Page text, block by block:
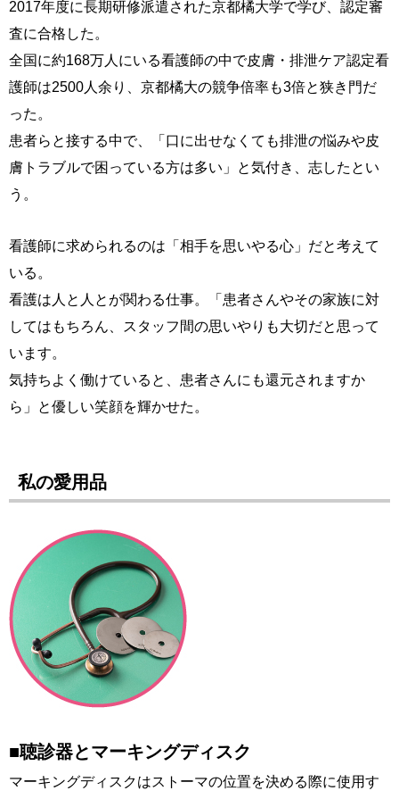
2017年度に長期研修派遣された京都橘大学で学び、認定審
査に合格した。
全国に約168万人にいる看護師の中で皮膚・排泄ケア認定看
護師は2500人余り、京都橘大の競争倍率も3倍と狭き門だ
った。
患者らと接する中で、「口に出せなくても排泄の悩みや皮
膚トラブルで困っている方は多い」と気付き、志したとい
う。
看護師に求められるのは「相手を思いやる心」だと考えて
いる。
看護は人と人とが関わる仕事。「患者さんやその家族に対
してはもちろん、スタッフ間の思いやりも大切だと思って
います。
気持ちよく働けていると、患者さんにも還元されますか
ら」と優しい笑顔を輝かせた。
私の愛用品
■聴診器とマーキングディスク
マーキングディスクはストーマの位置を決める際に使用す